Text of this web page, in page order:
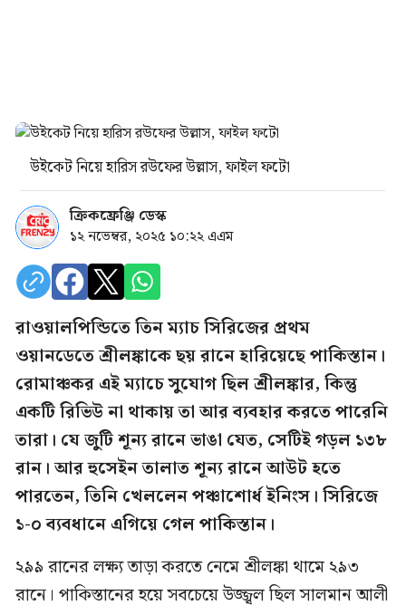
উইকেট নিয়ে হারিস রউফের উল্লাস, ফাইল ফটো
ক্রিকফ্রেঞ্জি ডেস্ক
১২ নভেম্বর, ২০২৫ ১০:২২ এএম
রাওয়ালপিন্ডিতে তিন ম্যাচ সিরিজের প্রথম
ওয়ানডেতে শ্রীলঙ্কাকে ছয় রানে হারিয়েছে পাকিস্তান।
রোমাঞ্চকর এই ম্যাচে সুযোগ ছিল শ্রীলঙ্কার, কিন্তু
একটি রিভিউ না থাকায় তা আর ব্যবহার করতে পারেনি
তারা। যে জুটি শূন্য রানে ভাঙা যেত, সেটিই গড়ল ১৩৮
রান। আর হুসেইন তালাত শূন্য রানে আউট হতে
পারতেন, তিনি খেললেন পঞ্চাশোর্ধ ইনিংস। সিরিজে
১-০ ব্যবধানে এগিয়ে গেল পাকিস্তান।
২৯৯ রানের লক্ষ্য তাড়া করতে নেমে শ্রীলঙ্কা থামে ২৯৩
রানে। পাকিস্তানের হয়ে সবচেয়ে উজ্জ্বল ছিল সালমান আলী